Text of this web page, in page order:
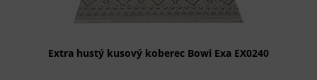
Extra hustý kusový koberec Bowi Exa EX0240